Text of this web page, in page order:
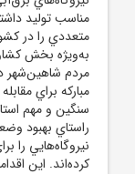
مناسب توليد
متعددي را در
به‌ويژه بخش
مردم شاهين‌شهر
مبارکه براي
سنگين و مهم
راستاي بهبود
نيروگاه‌هايي را
کرده‌اند. اين